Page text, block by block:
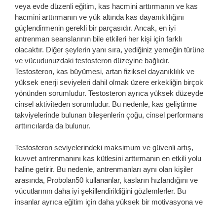
veya evde düzenli eğitim, kas hacmini arttırmanın ve kas
hacmini arttırmanın ve yük altında kas dayanıklılığını
güçlendirmenin gerekli bir parçasıdır. Ancak, en iyi
antrenman seanslarının bile etkileri her kişi için farklı
olacaktır. Diğer şeylerin yanı sıra, yediğiniz yemeğin türüne
ve vücudunuzdaki testosteron düzeyine bağlıdır.
Testosteron, kas büyümesi, artan fiziksel dayanıklılık ve
yüksek enerji seviyeleri dahil olmak üzere erkekliğin birçok
yönünden sorumludur. Testosteron ayrıca yüksek düzeyde
cinsel aktiviteden sorumludur. Bu nedenle, kas geliştirme
takviyelerinde bulunan bileşenlerin çoğu, cinsel performans
arttırıcılarda da bulunur.
Testosteron seviyelerindeki maksimum ve güvenli artış,
kuvvet antrenmanını kas kütlesini arttırmanın en etkili yolu
haline getirir. Bu nedenle, antrenmanları aynı olan kişiler
arasında, Probolan50 kullananlar, kasların hızlandığını ve
vücutlarının daha iyi şekillendirildiğini gözlemlerler. Bu
insanlar ayrıca eğitim için daha yüksek bir motivasyona ve